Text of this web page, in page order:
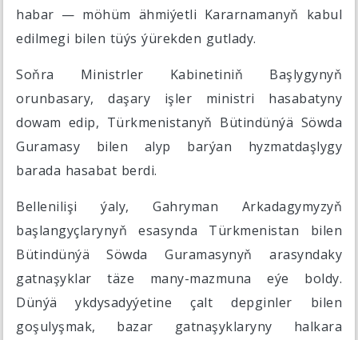
habar — möhüm ähmiýetli Kararnamanyň kabul
edilmegi bilen tüýs ýürekden gutlady.
Soňra Ministrler Kabinetiniň Başlygynyň
orunbasary, daşary işler ministri hasabatyny
dowam edip, Türkmenistanyň Bütindünýä Söwda
Guramasy bilen alyp barýan hyzmatdaşlygy
barada hasabat berdi.
Bellenilişi ýaly, Gahryman Arkadagymyzyň
başlangyçlarynyň esasynda Türkmenistan bilen
Bütindünýä Söwda Guramasynyň arasyndaky
gatnaşyklar täze many-mazmuna eýe boldy.
Dünýä ykdysadyýetine çalt depginler bilen
goşulyşmak, bazar gatnaşyklaryny halkara